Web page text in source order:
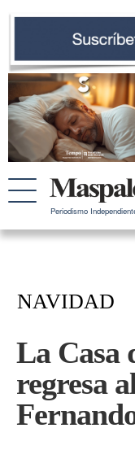
Periodismo
NAVIDAD
La Casa
regresa